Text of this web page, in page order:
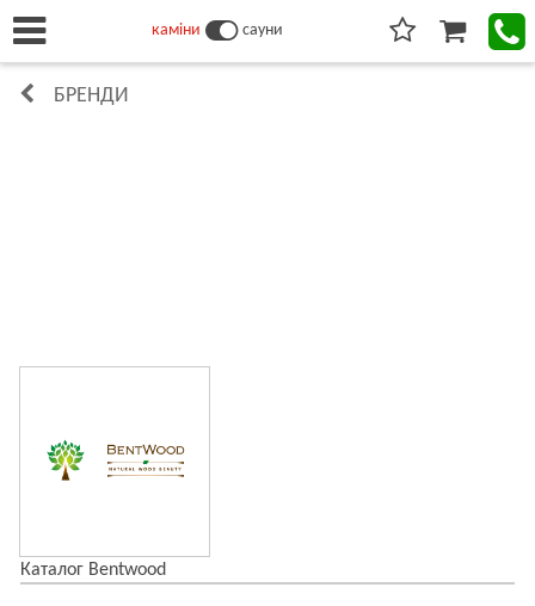
каміни сауни
БРЕНДИ
Каталог Bentwood